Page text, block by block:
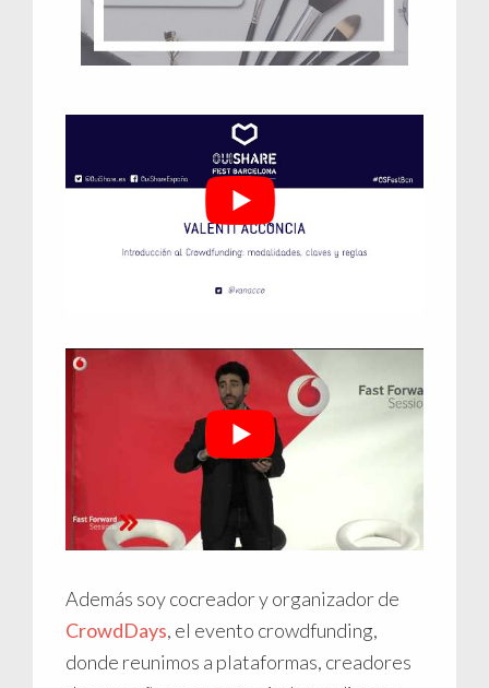
Además soy cocreador y organizador de
CrowdDays, el evento crowdfunding,
donde reunimos a plataformas, creadores